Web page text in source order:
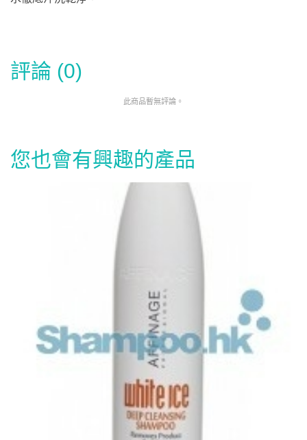
評論 (0)
此商品暫無評論。
您也會有興趣的產品